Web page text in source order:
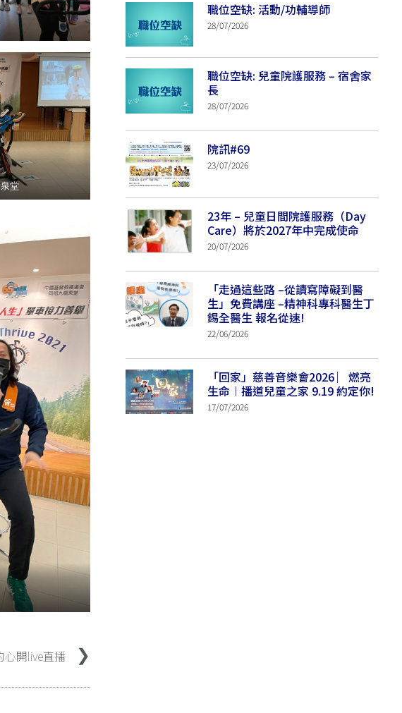
堂
心開live直播
職位空缺: 活動/功輔導師
28/07/2026
職位空缺: 兒童院護服務 – 宿舍家
長
28/07/2026
院訊#69
23/07/2026
23年 – 兒童日間院護服務（Day
Care）將於2027年中完成使命
20/07/2026
「走過這些路 –從讀寫障礙到醫
生」免費講座 –精神科專科醫生丁
錫全醫生 報名從速!
22/06/2026
「回家」慈善音樂會2026 ︳燃亮
生命︱播道兒童之家 9.19 約定你!
17/07/2026